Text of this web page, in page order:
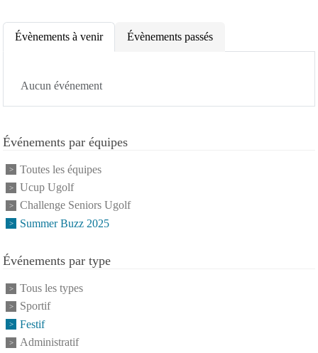
Évènements à venir Évènements passés
Aucun événement
Événements par équipes
Toutes les équipes
Ucup Ugolf
Challenge Seniors Ugolf
Summer Buzz 2025
Événements par type
Tous les types
Sportif
Festif
Administratif